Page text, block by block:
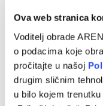
Ova web stranica
Voditelj obrade
o podacima koje
pročitajte u našoj
drugim sličnim
u bilo kojem
SLIČNE OBJAVE